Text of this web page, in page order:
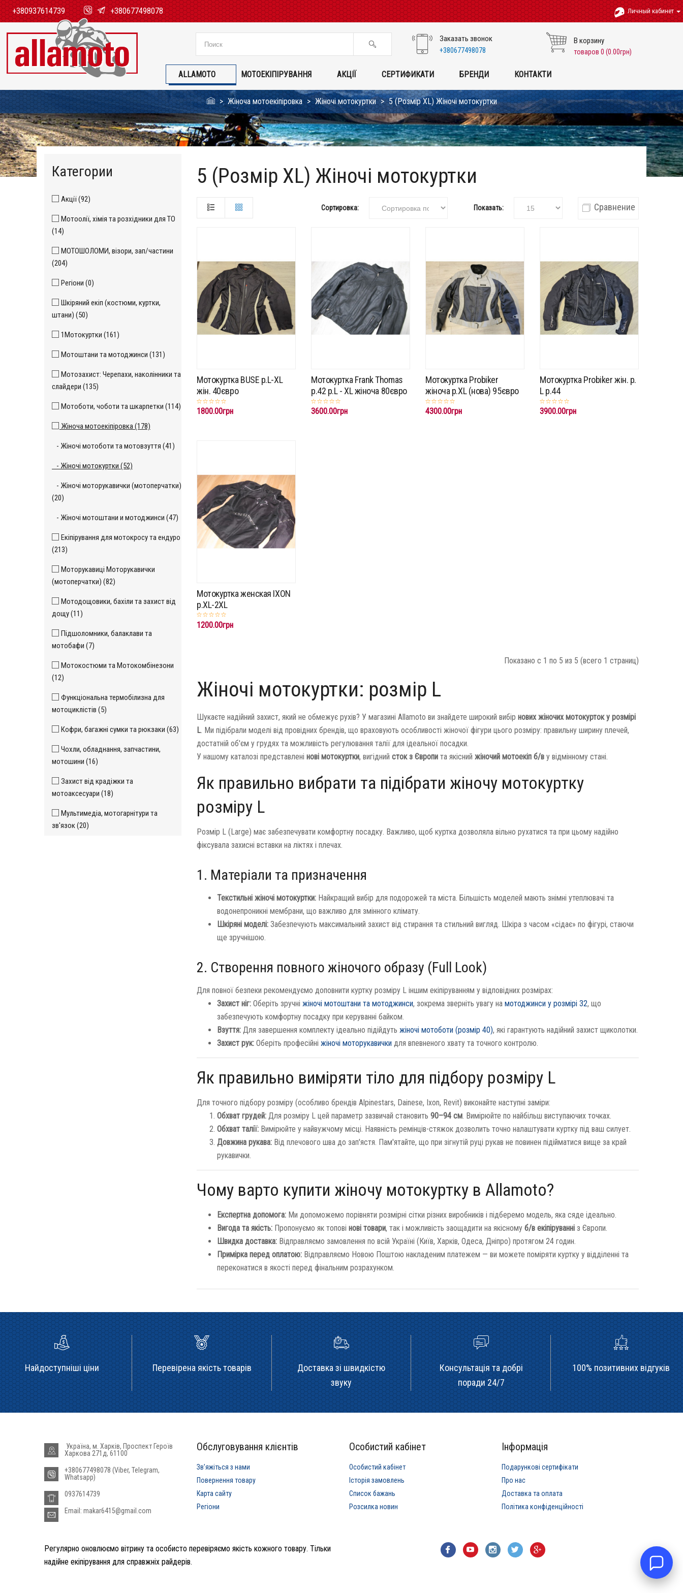
+380937614739 +380677498078 Личный кабинет
Заказать звонок
+380677498078
В корзину
товаров 0 (0.00грн)
ALLAMOTO МОТОЕКІПІРУВАННЯ АКЦІЇ СЕРТИФИКАТИ БРЕНДИ КОНТАКТИ
Жіноча мотоекіпіровка Жіночі мотокуртки 5 (Розмір XL) Жіночі мотокуртки
Категории
Акції (92)
Мотоолії, хімія та розхідники для ТО
(14)
МОТОШОЛОМИ, візори, зап/частини
(204)
Регіони (0)
Шкіряний екіп (костюми, куртки,
штани) (50)
1Мотокуртки (161)
Мотоштани та мотоджинси (131)
Мотозахист: Черепахи, наколінники та
слайдери (135)
Мотоботи, чоботи та шкарпетки (114)
Жіноча мотоекіпіровка (178)
- Жіночі мотоботи та мотовзуття (41)
- Жіночі мотокуртки (52)
- Жіночі моторукавички (мотоперчатки)
(20)
- Жіночі мотоштани и мотоджинси (47)
Екіпірування для мотокросу та ендуро
(213)
Моторукавиці Моторукавички
(мотоперчатки) (82)
Мотодощовики, бахіли та захист від
дощу (11)
Підшоломники, балаклави та
мотобафи (7)
Мотокостюми та Мотокомбінезони
(12)
Функціональна термобілизна для
мотоциклістів (5)
Кофри, багажні сумки та рюкзаки (63)
Чохли, обладнання, запчастини,
мотошини (16)
Захист від крадіжки та
мотоаксесуари (18)
Мультимедіа, мотогарнітури та
зв'язок (20)
5 (Розмір XL) Жіночі мотокуртки
Сортировка: Показать: Сравнение
Мотокуртка BUSE p.L-XL
жін. 40євро
1800.00грн
Мотокуртка Frank Thomas
p.42 p.L - XL жіноча 80євро
3600.00грн
Мотокуртка Probiker
жіноча p.XL (нова) 95євро
4300.00грн
Мотокуртка Probiker жін. p.
L p.44
3900.00грн
Мотокуртка женская IXON
p.XL-2XL
1200.00грн
Показано с 1 по 5 из 5 (всего 1 страниц)
Жіночі мотокуртки: розмір L
Шукаєте надійний захист, який не обмежує рухів? У магазині Allamoto ви знайдете широкий вибір нових жіночих мотокурток у розмірі
L. Ми підібрали моделі від провідних брендів, що враховують особливості жіночої фігури цього розміру: правильну ширину плечей,
достатній об'єм у грудях та можливість регулювання талії для ідеальної посадки.
У нашому каталозі представлені нові мотокуртки, вигідний сток з Європи та якісний жіночий мотоекіп б/в у відмінному стані.
Як правильно вибрати та підібрати жіночу мотокуртку
розміру L
Розмір L (Large) має забезпечувати комфортну посадку. Важливо, щоб куртка дозволяла вільно рухатися та при цьому надійно
фіксувала захисні вставки на ліктях і плечах.
1. Матеріали та призначення
Текстильні жіночі мотокуртки: Найкращий вибір для подорожей та міста. Більшість моделей мають знімні утеплювачі та
водонепроникні мембрани, що важливо для змінного клімату.
Шкіряні моделі: Забезпечують максимальний захист від стирання та стильний вигляд. Шкіра з часом «сідає» по фігурі, стаючи
ще зручнішою.
2. Створення повного жіночого образу (Full Look)
Для повної безпеки рекомендуємо доповнити куртку розміру L іншим екіпіруванням у відповідних розмірах:
Захист ніг: Оберіть зручні жіночі мотоштани та мотоджинси, зокрема зверніть увагу на мотоджинси у розмірі 32, що
забезпечують комфортну посадку при керуванні байком.
Взуття: Для завершення комплекту ідеально підійдуть жіночі мотоботи (розмір 40), які гарантують надійний захист щиколотки.
Захист рук: Оберіть професійні жіночі моторукавички для впевненого хвату та точного контролю.
Як правильно виміряти тіло для підбору розміру L
Для точного підбору розміру (особливо брендів Alpinestars, Dainese, Ixon, Revit) виконайте наступні заміри:
Обхват грудей: Для розміру L цей параметр зазвичай становить 90–94 см . Вимірюйте по найбільш виступаючих точках.
Обхват талії: Вимірюйте у найвужчому місці. Наявність ремінців-стяжок дозволить точно налаштувати куртку під ваш силует.
Довжина рукава: Від плечового шва до зап'ястя. Пам'ятайте, що при зігнутій руці рукав не повинен підійматися вище за край
рукавички.
Чому варто купити жіночу мотокуртку в Allamoto?
Експертна допомога: Ми допоможемо порівняти розмірні сітки різних виробників і підберемо модель, яка сяде ідеально.
Вигода та якість: Пропонуємо як топові нові товари, так і можливість заощадити на якісному б/в екіпіруванні з Європи.
Швидка доставка: Відправляємо замовлення по всій Україні (Київ, Харків, Одеса, Дніпро) протягом 24 годин.
Примірка перед оплатою: Відправляємо Новою Поштою накладеним платежем — ви можете поміряти куртку у відділенні та
переконатися в якості перед фінальним розрахунком.
Найдоступніші ціни Перевірена якість товарів
Доставка зі швидкістю
звуку
Консультація та добрі
поради 24/7
100% позитивних відгуків
Україна, м. Харків, Проспект Героїв
Харкова 271д, 61100
+380677498078 (Viber, Telegram,
Whatsapp)
0937614739
Email: makar6415@gmail.com
Обслуговування клієнтів
Звʼяжіться з нами
Повернення товару
Карта сайту
Регіони
Особистий кабінет
Особистий кабінет
Історія замовлень
Список бажань
Розсилка новин
Інформація
Подарункові сертифікати
Про нас
Доставка та оплата
Політика конфіденційності
Регулярно оновлюємо вітрину та особисто перевіряємо якість кожного товару. Тільки
надійне екіпірування для справжніх райдерів.